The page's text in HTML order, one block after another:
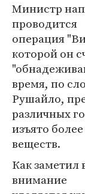
Министр
проводится
операция
которой он
время, по
Рушайло,
различных
изъято
веществ.
Как заметил
внимание